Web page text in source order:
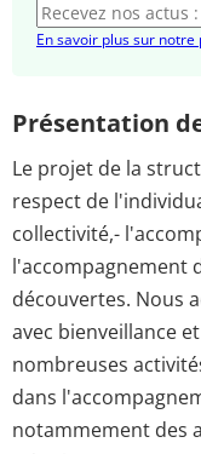
En savoir plus sur
Présentation
Le projet de la
respect de
collectivité,-
l'accompagnement
découvertes. Nous
avec bienveillance
nombreuses
dans
notammement des